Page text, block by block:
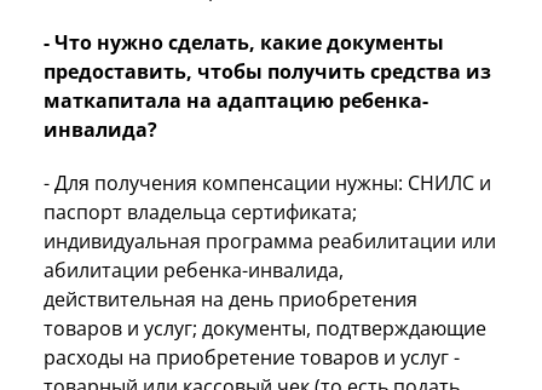
- Что нужно сделать, какие документы
предоставить, чтобы получить средства из
маткапитала на адаптацию ребенка-
инвалида?
- Для получения компенсации нужны: СНИЛС и
паспорт владельца сертификата;
индивидуальная программа реабилитации или
абилитации ребенка-инвалида,
действительная на день приобретения
товаров и услуг; документы, подтверждающие
расходы на приобретение товаров и услуг -